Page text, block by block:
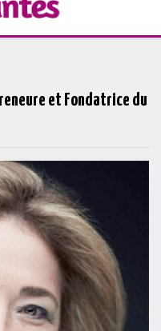
et Fondatrice du